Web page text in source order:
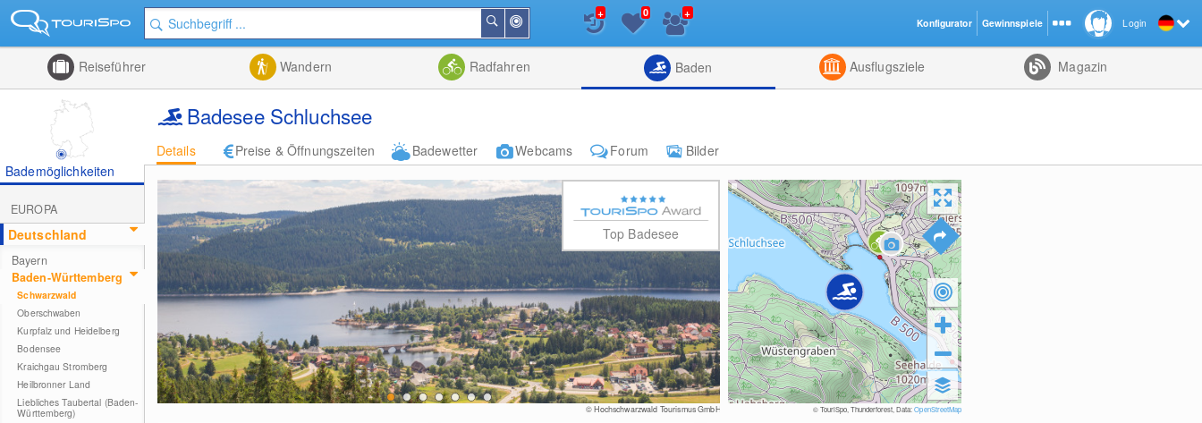
der
Nähe
Suchen
Listenansicht
Kombiniert
+ 0 +
Reiseführer Wandern Radfahren Baden Ausflugsziele Magazin
Badesee Schluchsee
Details Preise & Öffnungszeiten Badewetter Webcams Forum
Bilder
Bademöglichkeiten
EUROPA
Deutschland
Bayern
Baden-Württemberg
Schwarzwald
Oberschwaben
Kurpfalz und Heidelberg
Bodensee
Kraichgau Stromberg
Heilbronner Land
Liebliches Taubertal (Baden-
Württemberg)
© Hochschwarzwald Tourismus GmbH
Top Badesee
© TouriSpo, Thunderforest, Data:OpenStreetMap
Login
Konfigurator Gewinnspiele